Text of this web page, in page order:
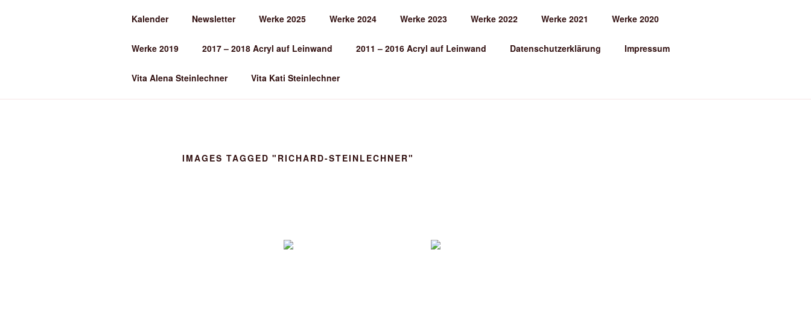
ALENA STEINLECHNER
Kalender Newsletter Werke 2025 Werke 2024 Werke 2023 Werke 2022 Werke 2021 Werke 2020
Werke 2019 2017 – 2018 Acryl auf Leinwand 2011 – 2016 Acryl auf Leinwand Datenschutzerklärung Impressum
Vita Alena Steinlechner Vita Kati Steinlechner
IMAGES TAGGED "RICHARD-STEINLECHNER"